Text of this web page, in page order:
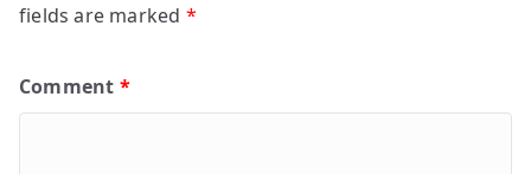
fields are marked *
Comment *